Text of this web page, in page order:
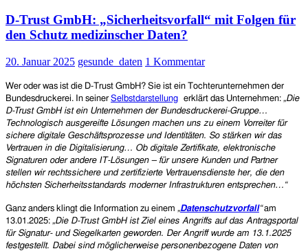
mehr
Trust-
Leck
betroffen
D-Trust GmbH: „Sicherheitsvorfall“ mit Folgen für
den Schutz medizinscher Daten?
20. Januar 2025 gesunde_daten 1 Kommentar
Wer oder was ist die D-Trust GmbH? Sie ist ein Tochterunternehmen der
Bundesdruckerei. In seiner Selbstdarstellung erklärt das Unternehmen: „Die
D-Trust GmbH ist ein Unternehmen der Bundesdruckerei-Gruppe…
Technologisch ausgereifte Lösungen machen uns zu einem Vorreiter für
sichere digitale Geschäftsprozesse und Identitäten. So stärken wir das
Vertrauen in die Digitalisierung… Ob digitale Zertifikate, elektronische
Signaturen oder andere IT-Lösungen – für unsere Kunden und Partner
stellen wir rechtssichere und zertifizierte Vertrauensdienste her, die den
höchsten Sicherheitsstandards moderner Infrastrukturen entsprechen…“
Ganz anders klingt die Information zu einem „Datenschutzvorfall“am
13.01.2025: „Die D-Trust GmbH ist Ziel eines Angriffs auf das Antragsportal
für Signatur- und Siegelkarten geworden. Der Angriff wurde am 13.1.2025
festgestellt. Dabei sind möglicherweise personenbezogene Daten von